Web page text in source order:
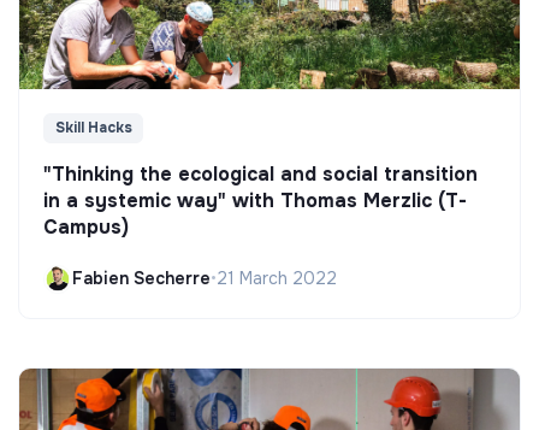
Skill Hacks
"Thinking the ecological and social transition
in a systemic way" with Thomas Merzlic (T-
Campus)
Fabien Secherre•21 March 2022